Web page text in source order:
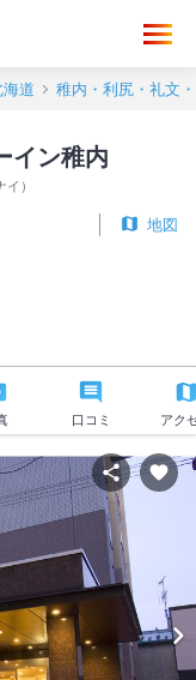
海道 稚内・利尻・礼文
ン稚内
イ ）
地図
口コミ アク